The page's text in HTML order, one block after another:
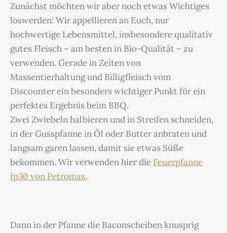
Zunächst möchten wir aber noch etwas Wichtiges
loswerden: Wir appellieren an Euch, nur
hochwertige Lebensmittel, insbesondere qualitativ
gutes Fleisch – am besten in Bio-Qualität – zu
verwenden. Gerade in Zeiten von
Massentierhaltung und Billigfleisch vom
Discounter ein besonders wichtiger Punkt für ein
perfektes Ergebnis beim BBQ.
Zwei Zwiebeln halbieren und in Streifen schneiden,
in der Gusspfanne in Öl oder Butter anbraten und
langsam garen lassen, damit sie etwas Süße
bekommen. Wir verwenden hier die Feuerpfanne
fp30 von Petromax.
Dann in der Pfanne die Baconscheiben knusprig